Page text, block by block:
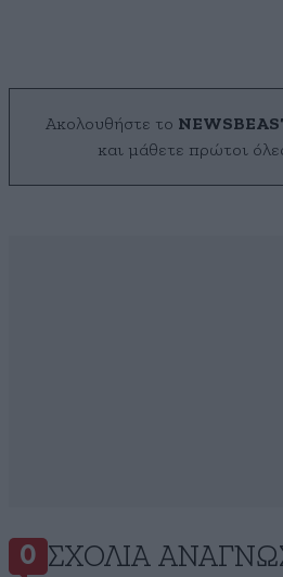
Ακολουθήστε το
και μάθετε πρώτοι
0 ΣΧΌΛΙΑ